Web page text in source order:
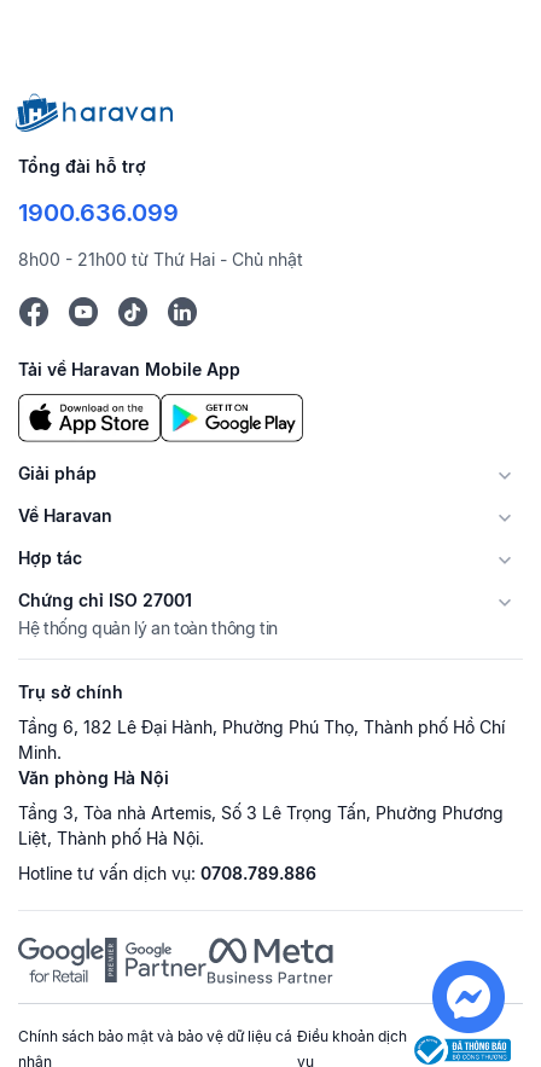
Tổng đài hỗ trợ
1900.636.099
8h00 - 21h00 từ Thứ Hai - Chủ nhật
Tải về Haravan Mobile App
Giải pháp
Về Haravan
Hợp tác
Chứng chỉ ISO 27001
Hệ thống quản lý an toàn thông tin
Trụ sở chính
Tầng 6, 182 Lê Đại Hành, Phường Phú Thọ, Thành phố Hồ Chí
Minh.
Văn phòng Hà Nội
Tầng 3, Tòa nhà Artemis, Số 3 Lê Trọng Tấn, Phường Phương
Liệt, Thành phố Hà Nội.
Hotline tư vấn dịch vụ: 0708.789.886
Chính sách bảo mật và bảo vệ dữ liệu cá
nhân
Điều khoản dịch
vụ